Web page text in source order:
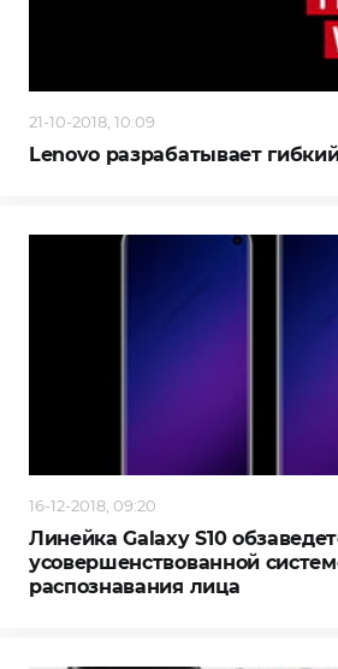
21-10-2018, 10:09
Lenovo разрабатывает
16-12-2018, 09:20
Линейка Galaxy S10
усовершенствованной
распознавания лица